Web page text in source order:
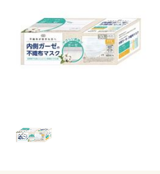
寝具・ベッド
カーテン・ラグ・ファブリック
美容・健康・サプリメント
制服・スクールすべて
制服・学生服
大きいサイズ
大きいサイズ通販すべて
大きいサイズ レディース下着
バーゲン
シークレットセール
商品カテゴリ一覧
口コミ